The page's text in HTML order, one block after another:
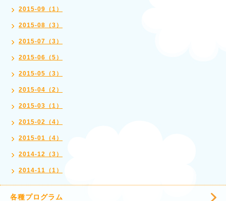
2015-09（1）
2015-08（3）
2015-07（3）
2015-06（5）
2015-05（3）
2015-04（2）
2015-03（1）
2015-02（4）
2015-01（4）
2014-12（3）
2014-11（1）
各種プログラム